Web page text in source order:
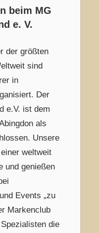
beim MG
e. V.
der größten
sind
in
Der
e.V. ist dem
als
Unsere
weltweit
und genießen
Events „zu
Markenclub
die